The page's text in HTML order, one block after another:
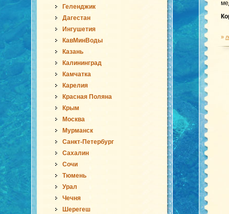
Геленджик
Дагестан
Ингушетия
КавМинВоды
Казань
Калининград
Камчатка
Карелия
Красная Поляна
Крым
Москва
Мурманск
Санкт-Петербург
Сахалин
Сочи
Тюмень
Урал
Чечня
Шерегеш
»